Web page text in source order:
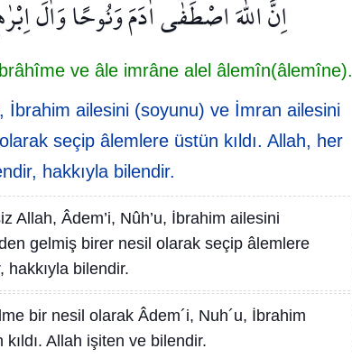
اِنَّ اللّٰهَ اصْطَفٰٓى اٰدَمَ وَنُوحًا وَاٰلَ
ve âle imrâne alel âlemîn(âlemîne).
İbrahim ailesini (soyunu) ve İmran ailesini
seçip âlemlere üstün kıldı. Allah, her
hakkıyla bilendir.
Allah, Âdem’i, Nûh’u, İbrahim ailesini
gelmiş birer nesil olarak seçip âlemlere
hakkıyla bilendir.
bir nesil olarak Âdem´i, Nuh´u, İbrahim
Allah işiten ve bilendir.